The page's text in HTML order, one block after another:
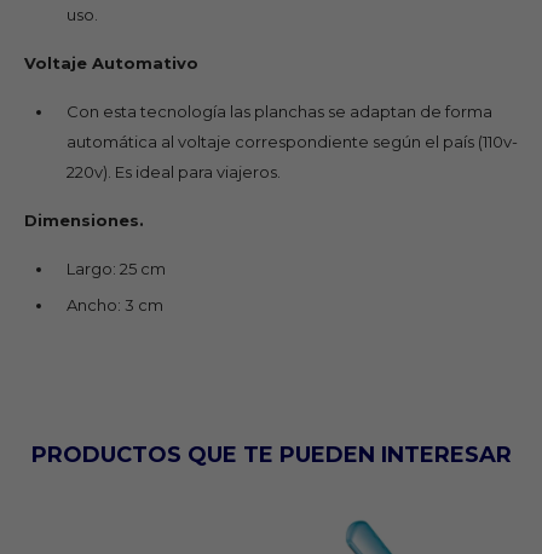
uso.
Voltaje Automativo
Con esta tecnología las planchas se adaptan de forma
automática al voltaje correspondiente según el país (110v-
220v). Es ideal para viajeros.
Dimensiones.
Largo: 25 cm
Ancho: 3 cm
PRODUCTOS QUE TE PUEDEN INTERESAR